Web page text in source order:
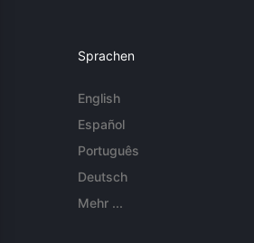
Sprachen
English
Español
Português
Deutsch
Mehr ...